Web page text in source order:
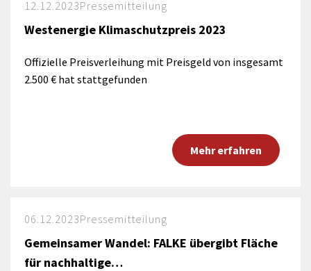
12.12.2023Pressemitteilung
Westenergie Klimaschutzpreis 2023
Offizielle Preisverleihung mit Preisgeld von insgesamt
2.500 € hat stattgefunden
Mehr erfahren
06.12.2023Pressemitteilung
Gemeinsamer Wandel: FALKE übergibt Fläche
für nachhaltige…